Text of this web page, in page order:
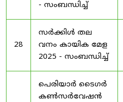
- സംബന്ധിച്ച്
28
സർക്കിൾ തല
വനം കായിക മേള
2025 - സംബന്ധിച്ച്
പെരിയാർ ടൈഗർ
കൺസർവേഷൻ